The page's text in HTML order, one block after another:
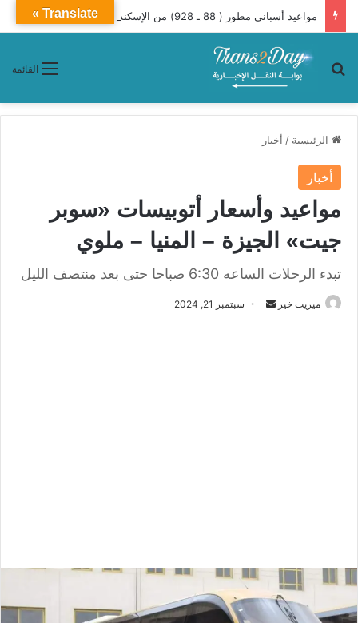
مواعيد أسبانى مطور ( 88 ـ 928) من الإسكندرية إلى القاهرة يومياً
القائمة بحث عن
الرئيسية / أخبار
أخبار
مواعيد وأسعار أتوبيسات «سوبر
جيت» الجيزة – المنيا – ملوي
تبدء الرحلات الساعه 6:30 صباحا حتى بعد منتصف الليل
ميريت خير
ي
سبتمبر 21, 2024
Translate »